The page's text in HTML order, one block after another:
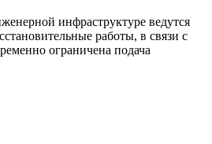
инфраструктуре ведутся
работы, в связи с
ограничена подача